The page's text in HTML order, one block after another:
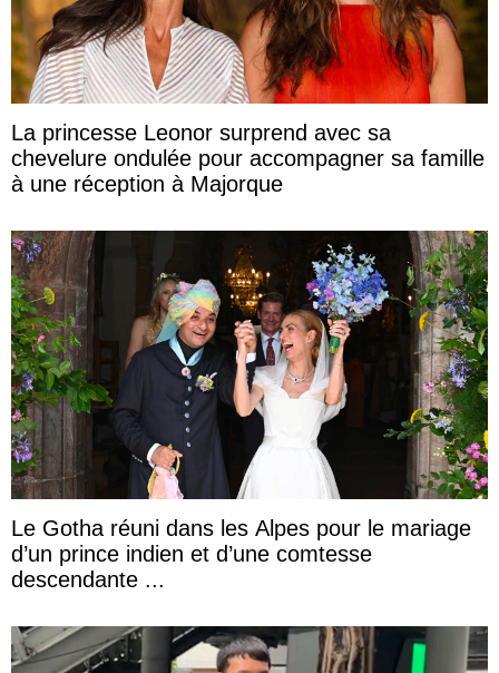
La princesse Leonor surprend avec sa
chevelure ondulée pour accompagner sa famille
à une réception à Majorque
Le Gotha réuni dans les Alpes pour le mariage
d’un prince indien et d’une comtesse
descendante ...